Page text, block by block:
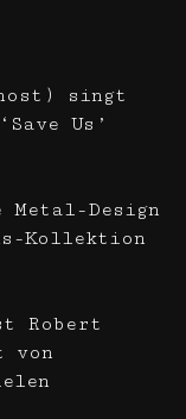
singt
Us’
Metal-Design
Kollektion
Robert